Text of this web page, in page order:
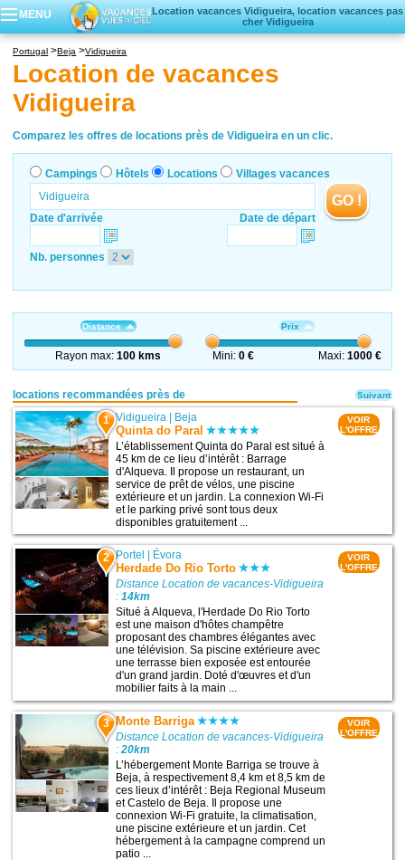
MENU
Location vacances Vidigueira, location vacances pas
cher Vidigueira
Locations vacances
Portugal Beja Vidigueira
Location de vacances
Vidigueira
Comparez les offres de locations près de Vidigueira en un clic.
Campings Hôtels Locations Villages vacances
Date d'arrivée Date de départ
GO !
Nb. personnes
Distance
Rayon max:100 kms
Prix
Mini:0 € Maxi: 1000 €
locations recommandées près de
1 Vidigueira | Beja
Quinta do Paral
L’établissement Quinta do Paral est situé à
45 km de ce lieu d’intérêt : Barrage
d'Alqueva. Il propose un restaurant, un
service de prêt de vélos, une piscine
extérieure et un jardin. La connexion Wi-Fi
et le parking privé sont tous deux
disponibles gratuitement ...
VOIR
L'OFFRE
2 Portel Évora
Herdade Do Rio Torto
Distance Location de vacances-Vidigueira
:14km
Situé à Alqueva, l'Herdade Do Rio Torto
est une maison d'hôtes champêtre
proposant des chambres élégantes avec
une télévision. Sa piscine extérieure avec
une terrasse bien exposée est entourée
d'un grand jardin. Doté d'œuvres et d'un
mobilier faits à la main ...
VOIR
L'OFFRE
3 Monte Barriga
Distance Location de vacances-Vidigueira
:20km
L’hébergement Monte Barriga se trouve à
Beja, à respectivement 8,4 km et 8,5 km de
ces lieux d’intérêt : Beja Regional Museum
et Castelo de Beja. Il propose une
connexion Wi-Fi gratuite, la climatisation,
une piscine extérieure et un jardin. Cet
hébergement à la campagne comprend un
patio ...
VOIR
L'OFFRE
Suivant